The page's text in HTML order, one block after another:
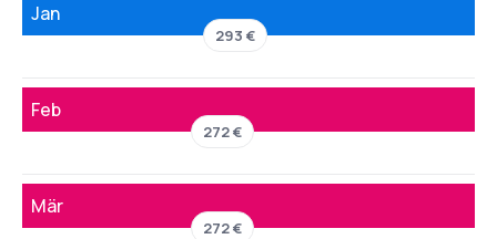
Jan
293 €
Feb
272 €
Mär
272 €